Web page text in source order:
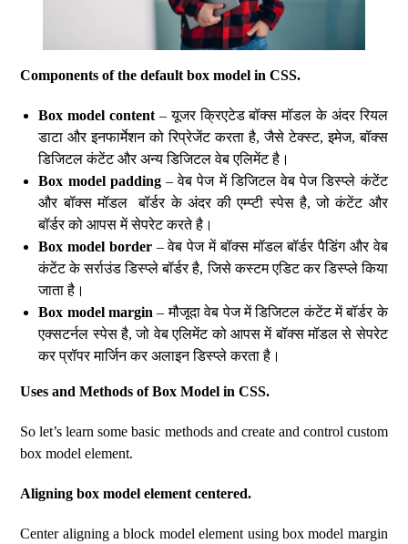
Components of the default box model in CSS.
Box model content – यूजर क्रिएटेड बॉक्स मॉडल के अंदर रियल
डाटा और इनफार्मेशन को रिप्रेजेंट करता है, जैसे टेक्स्ट, इमेज, बॉक्स
डिजिटल कंटेंट और अन्य डिजिटल वेब एलिमेंट है।
Box model padding– वेब पेज में डिजिटल वेब पेज डिस्प्ले कंटेंट
और बॉक्स मॉडल बॉर्डर के अंदर की एम्प्टी स्पेस है, जो कंटेंट और
बॉर्डर को आपस में सेपरेट करते है।
Box model border– वेब पेज में बॉक्स मॉडल बॉर्डर पैडिंग और वेब
कंटेंट के सर्राउंड डिस्प्ले बॉर्डर है, जिसे कस्टम एडिट कर डिस्प्ले किया
जाता है।
Box model margin – मौजूदा वेब पेज में डिजिटल कंटेंट में बॉर्डर के
एक्सटर्नल स्पेस है, जो वेब एलिमेंट को आपस में बॉक्स मॉडल से सेपरेट
कर प्रॉपर मार्जिन कर अलाइन डिस्प्ले करता है।
Uses and Methods of Box Model in CSS.
So let’s learn some basic methods and create and control custom
box model element.
Aligning box model element centered.
Center aligning a block model element using box model margin